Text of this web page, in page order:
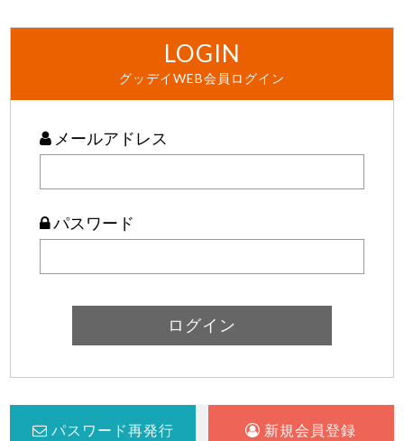
LOGIN
グッデイWEB会員ログイン
メールアドレス
パスワード
パスワード再発行 新規会員登録